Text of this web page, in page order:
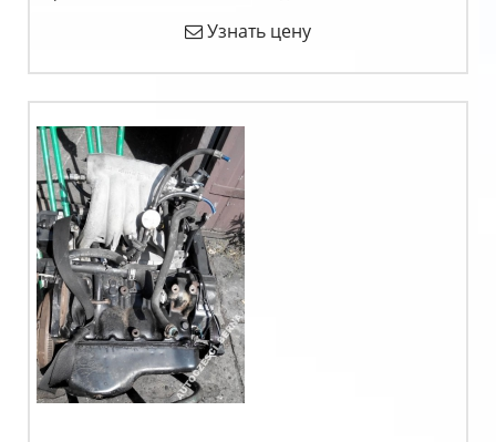
Узнать цену